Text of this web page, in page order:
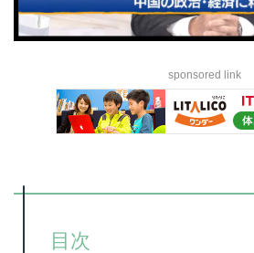
sponsored link
目次